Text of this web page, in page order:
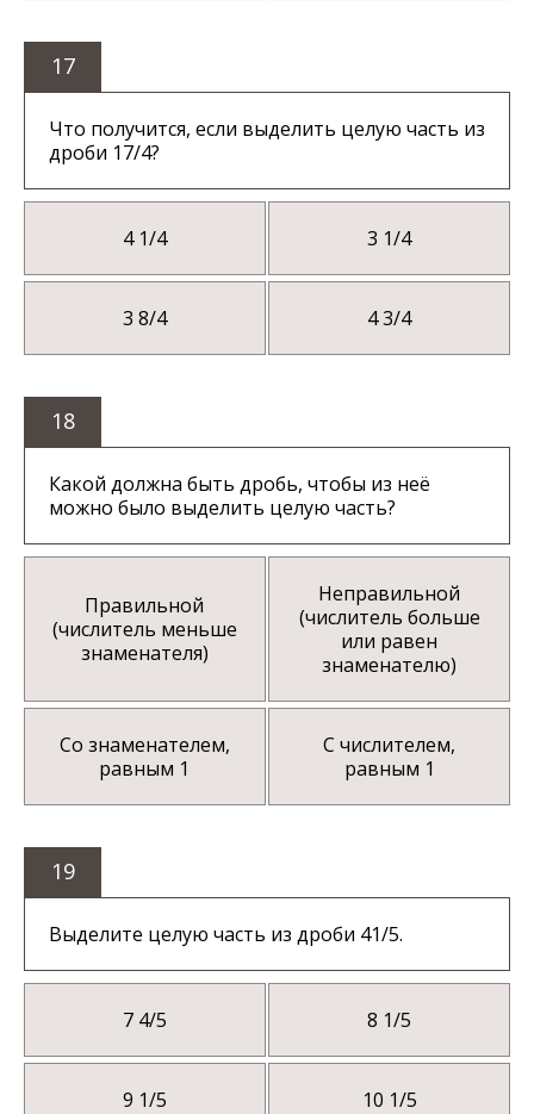
17
Что получится, если выделить целую часть из
дроби 17/4?
4 1/4 3 1/4
3 8/4 4 3/4
18
Какой должна быть дробь, чтобы из неё
можно было выделить целую часть?
Правильной
(числитель меньше
знаменателя)
Неправильной
(числитель больше
или равен
знаменателю)
Со знаменателем,
равным 1
С числителем,
равным 1
19
Выделите целую часть из дроби 41/5.
7 4/5 8 1/5
9 1/5 10 1/5